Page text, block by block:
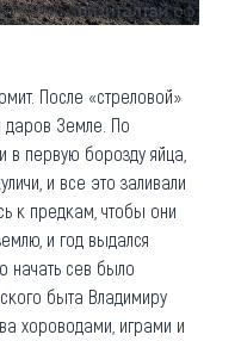
После «стреловой»
даров Земле. По
в первую борозду яйца,
и все это заливали
к предкам, чтобы они
и год выдался
начать сев было
быта Владимиру
хороводами, играми и